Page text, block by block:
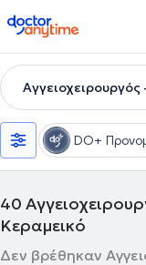
doctoranytime
DO+
40
Κεραμεικό
Δεν βρέθηκαν